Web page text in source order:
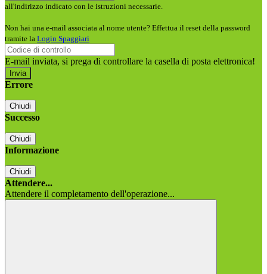
all'indirizzo indicato con le istruzioni necessarie.
Non hai una e-mail associata al nome utente? Effettua il reset della password
tramite la Login Spaggiari
E-mail inviata, si prega di controllare la casella di posta elettronica!
Errore
Chiudi
Successo
Chiudi
Informazione
Chiudi
Attendere...
Attendere il completamento dell'operazione...